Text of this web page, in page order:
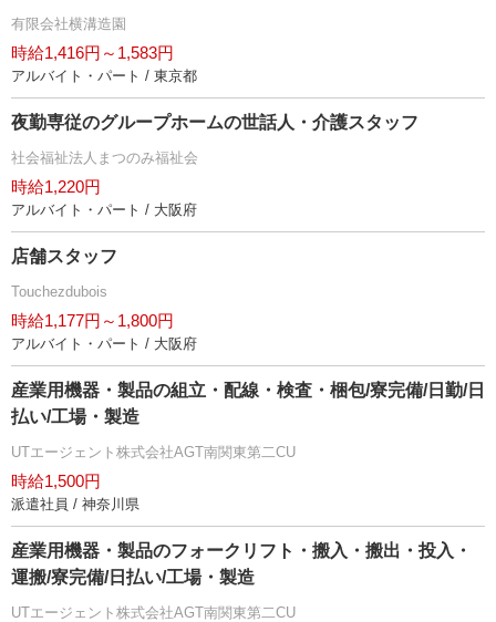
有限会社横溝造園
時給1,416円～1,583円
アルバイト・パート / 東京都
夜勤専従のグループホームの世話人・介護スタッフ
社会福祉法人まつのみ福祉会
時給1,220円
アルバイト・パート / 大阪府
店舗スタッフ
Touchezdubois
時給1,177円～1,800円
アルバイト・パート / 大阪府
産業用機器・製品の組立・配線・検査・梱包/寮完備/日勤/日
払い/工場・製造
UTエージェント株式会社AGT南関東第二CU
時給1,500円
派遣社員 / 神奈川県
産業用機器・製品のフォークリフト・搬入・搬出・投入・
運搬/寮完備/日払い/工場・製造
UTエージェント株式会社AGT南関東第二CU